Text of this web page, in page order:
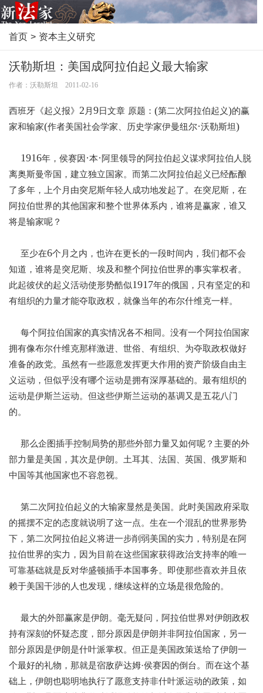
首页 > 资本主义研究
沃勒斯坦：美国成阿拉伯起义最大输家
作者：沃勒斯坦 2011-02-16
西班牙《起义报》 2 月 9日文章 原题： (第二次阿拉伯起义)的赢
家和输家(作者美国社会学家、历史学家伊曼纽尔·沃勒斯坦)
1916年，侯赛因 ·本· 阿里领导的阿拉伯起义谋求阿拉伯人脱
离奥斯曼帝国，建立独立国家。而第二次阿拉伯起义已经酝酿
了多年，上个月由突尼斯年轻人成功地发起了。在突尼斯，在
阿拉伯世界的其他国家和整个世界体系内，谁将是赢家，谁又
将是输家呢？
至少在6个月之内，也许在更长的一段时间内，我们都不会
知道，谁将是突尼斯、埃及和整个阿拉伯世界的事实掌权者。
此起彼伏的起义活动使形势酷似1917年的俄国，只有坚定的和
有组织的力量才能夺取政权，就像当年的布尔什维克一样。
每个阿拉伯国家的真实情况各不相同。没有一个阿拉伯国家
拥有像布尔什维克那样激进、世俗、有组织、为夺取政权做好
准备的政党。虽然有一些愿意发挥更大作用的资产阶级自由主
义运动，但似乎没有哪个运动是拥有深厚基础的。最有组织的
运动是伊斯兰运动。但这些伊斯兰运动的基调又是五花八门
的。
那么企图插手控制局势的那些外部力量又如何呢？主要的外
部力量是美国，其次是伊朗。土耳其、法国、英国、俄罗斯和
中国等其他国家也不容忽视。
第二次阿拉伯起义的大输家显然是美国。此时美国政府采取
的摇摆不定的态度就说明了这一点。生在一个混乱的世界形势
下，第二次阿拉伯起义将进一步削弱美国的实力，特别是在阿
拉伯世界的实力，因为目前在这些国家获得政治支持率的唯一
可靠基础就是反对华盛顿插手本国事务。即使那些喜欢并且依
赖于美国干涉的人也发现，继续这样的立场是很危险的。
最大的外部赢家是伊朗。毫无疑问，阿拉伯世界对伊朗政权
持有深刻的怀疑态度，部分原因是伊朗并非阿拉伯国家，另一
部分原因是伊朗是什叶派掌权。但正是美国政策送给了伊朗一
个最好的礼物，那就是宿敌萨达姆·侯赛因的倒台。而在这个基
础上，伊朗也聪明地执行了愿意支持非什叶派运动的政策，如